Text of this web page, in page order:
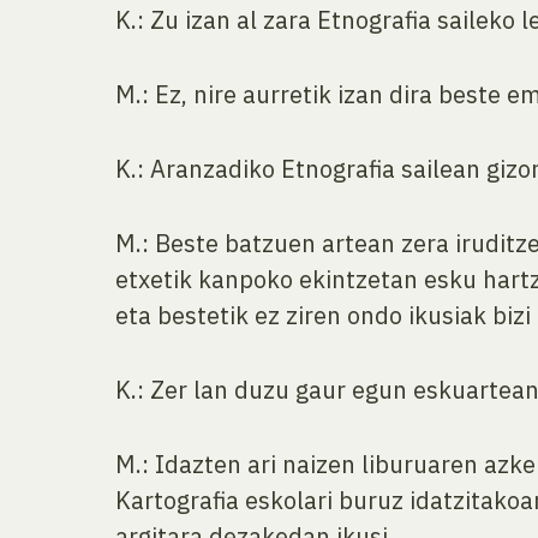
K.: Zu izan al zara Etnografia saileko
M.: Ez, nire aurretik izan dira beste
K.: Aranzadiko Etnografia sailean
M.: Beste batzuen artean zera
etxetik kanpoko ekintzetan esku
eta bestetik ez ziren ondo ikusiak
K.: Zer lan duzu gaur egun
M.: Idazten ari naizen liburuaren
Kartografia eskolari buruz